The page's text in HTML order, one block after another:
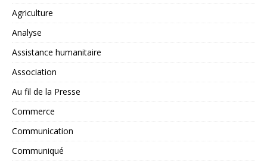
Agriculture
Analyse
Assistance humanitaire
Association
Au fil de la Presse
Commerce
Communication
Communiqué